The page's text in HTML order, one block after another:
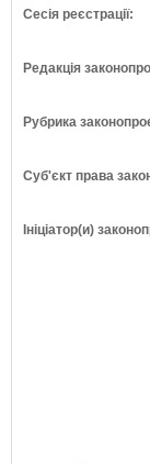
Сесія реєстрації:
Редакція
Рубрика
Суб'єкт права
Ініціатор(и)